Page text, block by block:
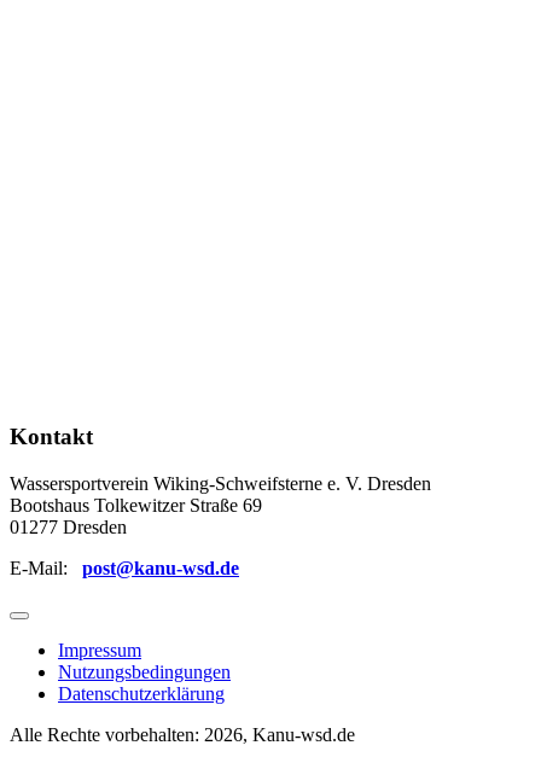
Kontakt
Wassersportverein Wiking-Schweifsterne e. V. Dresden
Bootshaus Tolkewitzer Straße 69
01277 Dresden
E-Mail: post@kanu-wsd.de
Impressum
Nutzungsbedingungen
Datenschutzerklärung
Alle Rechte vorbehalten: 2026, Kanu-wsd.de